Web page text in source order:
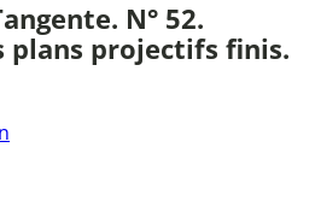
N° 52.
plans projectifs finis.